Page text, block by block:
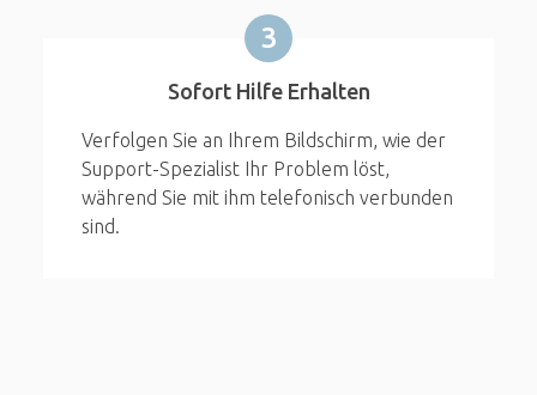
3
Sofort Hilfe Erhalten
Verfolgen Sie an Ihrem Bildschirm, wie der
Support-Spezialist Ihr Problem löst,
während Sie mit ihm telefonisch verbunden
sind.